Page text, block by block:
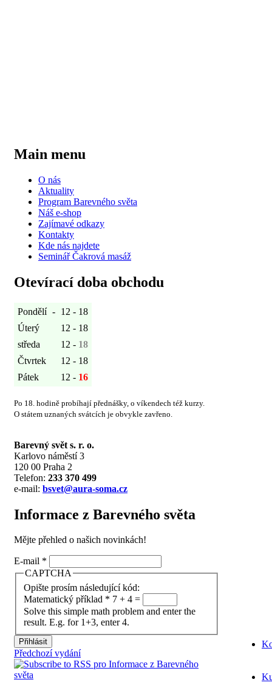
Main menu
O nás
Aktuality
Program Barevného světa
Náš e-shop
Zajímavé odkazy
Kontakty
Kde nás najdete
Seminář Čakrová masáž
Otevírací doba obchodu
Pondělí - 12 - 18
Úterý
12 - 18
středa
12 - 18
Čtvrtek
12 - 18
Pátek
12 - 16
Po 18. hodině probíhají přednášky, o víkendech též kurzy.
O státem uznaných svátcích je obvykle zavřeno.
Barevný svět s. r. o.
Karlovo náměstí 3
120 00 Praha 2
Telefon: 233 370 499
e-mail: bsvet@aura-soma.cz
Informace z Barevného světa
Mějte přehled o našich novinkách!
E-mail *
CAPTCHA
Opište prosím následující kód:
Matematický příklad * 7 + 4 =
Solve this simple math problem and enter the
result. E.g. for 1+3, enter 4.
Předchozí vydání